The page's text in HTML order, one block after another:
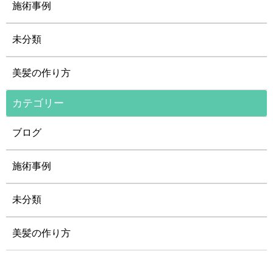
施術事例
未分類
美髪の作り方
カテゴリー
ブログ
施術事例
未分類
美髪の作り方